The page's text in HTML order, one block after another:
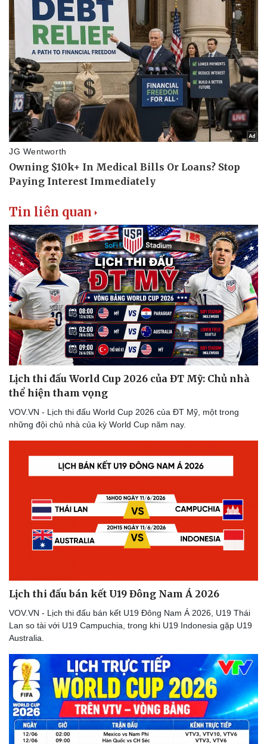
Thể thao
Lịch thi đấu bóng đá
Thế giới thể thao
Hậu trường
Ô tô - Xe máy
Xe máy
Tư vấn
Tin liên quan
Lịch thi đấu World Cup 2026 của ĐT Mỹ: Chủ nhà
thể hiện tham vọng
VOV.VN - Lịch thi đấu World Cup 2026 của ĐT Mỹ, một trong
những đội chủ nhà của kỳ World Cup năm nay.
Lịch thi đấu bán kết U19 Đông Nam Á 2026
VOV.VN - Lịch thi đấu bán kết U19 Đông Nam Á 2026, U19 Thái
Lan so tài với U19 Campuchia, trong khi U19 Indonesia gặp U19
Australia.